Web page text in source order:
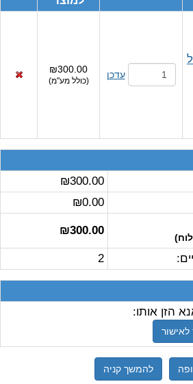
עדכן ₪300.00
(כולל מע"מ)
₪300.00
₪0.00
₪300.00
2
הזן אותו:
לאישור
להמשך קניה